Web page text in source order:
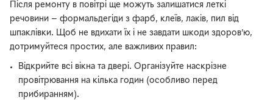
Після ремонту в повітрі ще можуть залишатися леткі
речовини — формальдегіди з фарб, клеїв, лаків, пил від
шпаклівки. Щоб не вдихати їх і не завдати шкоди здоров’ю,
дотримуйтеся простих, але важливих правил:
Відкрийте всі вікна та двері. Організуйте наскрізне
провітрювання на кілька годин (особливо перед
прибиранням).